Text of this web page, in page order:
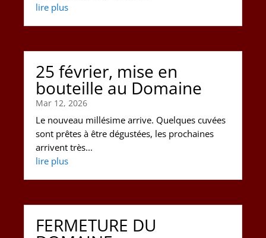
lire plus
25 février, mise en
bouteille au Domaine
Mar 12, 2026
Le nouveau millésime arrive. Quelques cuvées
sont prêtes à être dégustées, les prochaines
arrivent très...
lire plus
FERMETURE DU